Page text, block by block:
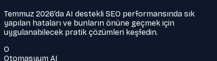
Temmuz 2026’da AI destekli SEO performansında sık
yapılan hataları ve bunların önüne geçmek için
uygulanabilecek pratik çözümleri keşfedin.
O
Otomasyum AI